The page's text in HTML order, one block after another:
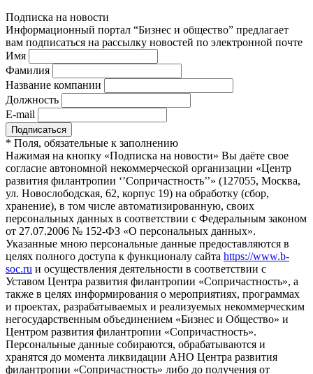
Подписка на новости
Информационный портал “Бизнес и общество” предлагает
вам подписаться на рассылку новостей по электронной почте
Имя
Фамилия
Название компании
Должность
E-mail
* Поля, обязательные к заполнению
Нажимая на кнопку «Подписка на новости» Вы даёте свое
согласие автономной некоммерческой организации «Центр
развития филантропии ‘’Сопричастность’’» (127055, Москва,
ул. Новослободская, 62, корпус 19) на обработку (сбор,
хранение), в том числе автоматизированную, своих
персональных данных в соответствии с Федеральным законом
от 27.07.2006 № 152-ФЗ «О персональных данных».
Указанные мною персональные данные предоставляются в
целях полного доступа к функционалу сайта https://www.b-
soc.ru и осуществления деятельности в соответствии с
Уставом Центра развития филантропии «Сопричастность», а
также в целях информирования о мероприятиях, программах
и проектах, разрабатываемых и реализуемых некоммерческим
негосударственным объединением «Бизнес и Общество» и
Центром развития филантропии «Сопричастность».
Персональные данные собираются, обрабатываются и
хранятся до момента ликвидации АНО Центра развития
филантропии «Сопричастность» либо до получения от